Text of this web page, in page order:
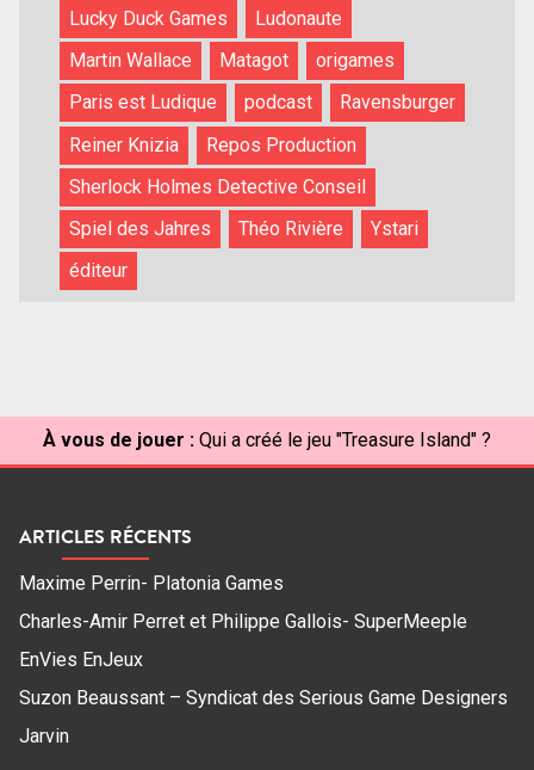
Lucky Duck Games
Ludonaute
Martin Wallace
Matagot
origames
Paris est Ludique
podcast
Ravensburger
Reiner Knizia
Repos Production
Sherlock Holmes Detective Conseil
Spiel des Jahres
Théo Rivière
Ystari
éditeur
À vous de jouer : Qui a créé le jeu "Treasure Island" ?
ARTICLES RÉCENTS
Maxime Perrin- Platonia Games
Charles-Amir Perret et Philippe Gallois- SuperMeeple
EnVies EnJeux
Suzon Beaussant – Syndicat des Serious Game Designers
Jarvin